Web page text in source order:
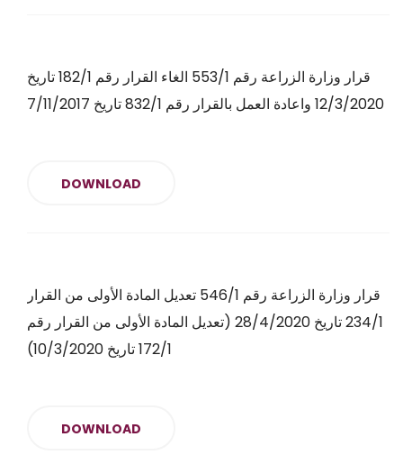
قرار وزارة الزراعة رقم 553/1 الغاء القرار رقم 182/1 تاريخ
12/3/2020 واعادة العمل بالقرار رقم 832/1 تاريخ 7/11/2017
DOWNLOAD
قرار وزارة الزراعة رقم 546/1 تعديل المادة الأولى من القرار
234/1 تاريخ 28/4/2020 (تعديل المادة الأولى من القرار رقم
172/1 تاريخ 10/3/2020)
DOWNLOAD